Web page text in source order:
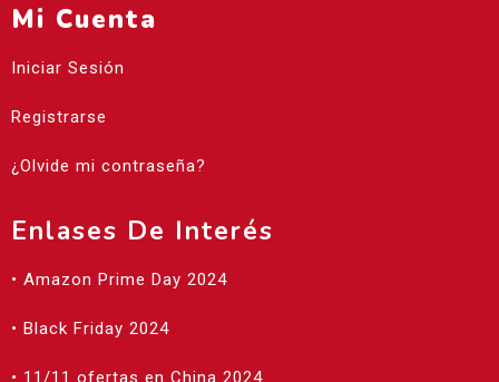
Mi Cuenta
Iniciar Sesión
Registrarse
¿Olvide mi contraseña?
Enlases De Interés
• Amazon Prime Day 2024
• Black Friday 2024
• 11/11 ofertas en China 2024